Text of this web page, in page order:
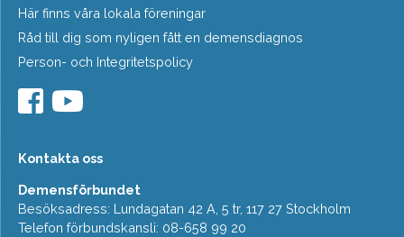
Här finns våra lokala föreningar
Råd till dig som nyligen fått en demensdiagnos
Person- och Integritetspolicy
Kontakta oss
Demensförbundet
Besöksadress: Lundagatan 42 A, 5 tr, 117 27 Stockholm
Telefon förbundskansli: 08-658 99 20